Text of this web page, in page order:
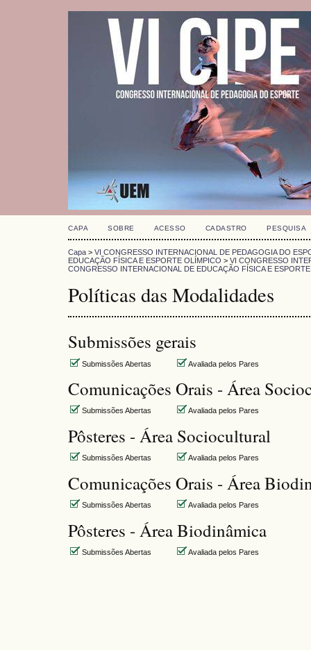
CAPA SOBRE ACESSO CADASTRO PESQUISA
Capa > VI CONGRESSO INTERNACIONAL DE PEDAGOGIA DO
EDUCAÇÃO FÍSICA E ESPORTE OLÍMPICO > VI CONGRESSO
CONGRESSO INTERNACIONAL DE EDUCAÇÃO FÍSICA E
Políticas das Modalidades
Submissões gerais
Submissões Abertas Avaliada pelos Pares
Comunicações Orais - Área
Submissões Abertas Avaliada pelos Pares
Pôsteres - Área Sociocultural
Submissões Abertas Avaliada pelos Pares
Comunicações Orais - Área
Submissões Abertas Avaliada pelos Pares
Pôsteres - Área Biodinâmica
Submissões Abertas Avaliada pelos Pares